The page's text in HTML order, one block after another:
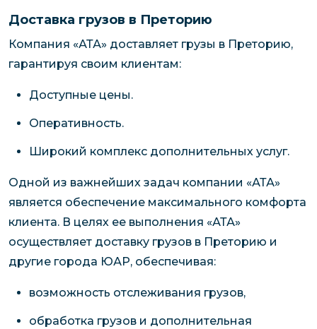
Доставка грузов в Преторию
Компания «АТА» доставляет грузы в Преторию,
гарантируя своим клиентам:
Доступные цены.
Оперативность.
Широкий комплекс дополнительных услуг.
Одной из важнейших задач компании «АТА»
является обеспечение максимального комфорта
клиента. В целях ее выполнения «АТА»
осуществляет доставку грузов в Преторию и
другие города ЮАР, обеспечивая:
возможность отслеживания грузов,
обработка грузов и дополнительная